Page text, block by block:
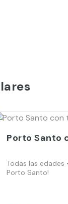
Porto Santo
Todas las edades
Porto Santo!